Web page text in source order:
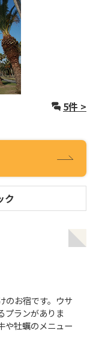
5件 >
ク
のお宿です。ウサ
プランがありま
や牡蠣のメニュー